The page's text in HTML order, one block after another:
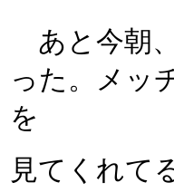
あと今朝
った。メッ
を
見てくれて